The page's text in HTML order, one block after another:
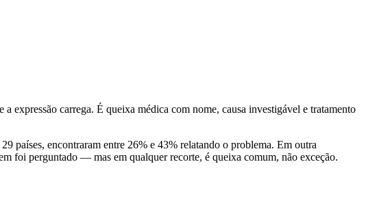
expressão carrega. É queixa médica com nome, causa investigável e tratamento
países, encontraram entre 26% e 43% relatando o problema. Em outra
foi perguntado — mas em qualquer recorte, é queixa comum, não exceção.